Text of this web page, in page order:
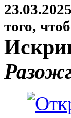
того,